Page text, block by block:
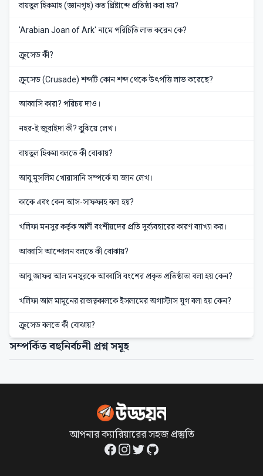
বায়তুল হিকমাহ (জ্ঞানগৃহ) কত খ্রিষ্টাব্দে প্রতিষ্ঠা করা হয়?
'Arabian Joan of Ark' নামে পরিচিতি লাভ করেন কে?
ক্রুসেড কী?
ক্রুসেড (Crusade) শব্দটি কোন শব্দ থেকে উৎপত্তি লাভ করেছে?
আব্বাসি কারা? পরিচয় দাও।
নহর-ই জুবাইদা কী? বুঝিয়ে লেখ।
বায়তুল হিকমা বলতে কী বোঝায়?
আবু মুসলিম খোরাসানি সম্পর্কে যা জান লেখ।
কাকে এবং কেন আস-সাফফাহ বলা হয়?
খলিফা মনসুর কর্তৃক আলী বংশীয়দের প্রতি দুর্ব্যবহারের কারণ ব্যাখ্যা কর।
আব্বাসি আন্দোলন বলতে কী বোঝায়?
আবু জাফর আল মনসুরকে আব্বাসি বংশের প্রকৃত প্রতিষ্ঠাতা বলা হয় কেন?
খলিফা আল মামুনের রাজত্বকালকে ইসলামের অগাস্টাস যুগ বলা হয় কেন?
ক্রুসেড বলতে কী বোঝায়?
সম্পর্কিত বহুনির্বচনী প্রশ্ন সমূহ
আপনার ক্যারিয়ারের সহজ প্রস্তুতি
Facebook
Instagram
TwitterGitHub